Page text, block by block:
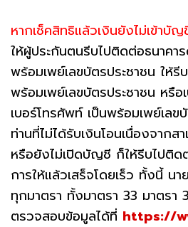
หากเช็คสิทธิแล้วเงินยังไม่เข้าบั
ให้ผู้ประกันตนรีบไปติดต่อธนาคา
พร้อมเพย์เลขบัตรประชาชน ให้
พร้อมเพย์เลขบัตรประชาชน หรื
เบอร์โทรศัพท์ เป็นพร้อมเพย์เลข
ท่านที่ไม่ได้รับเงินโอนเนื่องจาก
หรือยังไม่เปิดบัญชี ก็ให้รีบไปติด
การให้แล้วเสร็จโดยเร็ว ทั้งนี้ น
ทุกมาตรา ทั้งมาตรา 33 มาตรา
ตรวจสอบข้อมูลได้ที่ https://